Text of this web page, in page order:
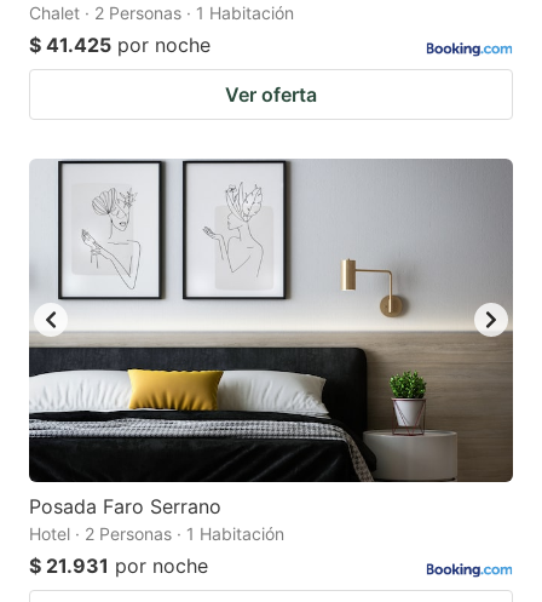
Chalet · 2 Personas · 1 Habitación
$ 41.425 por noche
Ver oferta
Posada Faro Serrano
Hotel · 2 Personas · 1 Habitación
$ 21.931 por noche